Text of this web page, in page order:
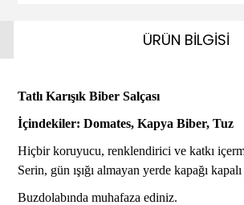
ÜRÜN BİLGİSİ
Tatlı Karışık Biber Salçası
İçindekiler: Domates, Kapya Biber, Tuz
Hiçbir koruyucu, renklendirici ve katkı
Serin, gün ışığı almayan yerde kapağı
Buzdolabında muhafaza ediniz.